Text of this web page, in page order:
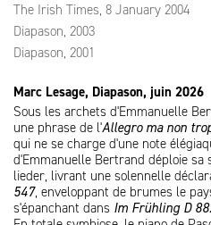
The Irish Times, 8 January 2004
Diapason, 2003
Diapason, 2001
Marc Lesage, Diapason, juin 2026
Sous les archets d'Emmanuelle
une phrase de l'Allegro ma non
qui ne se charge d'une note
d'Emmanuelle Bertrand déploie sa
lieder, livrant une solennelle
547, enveloppant de brumes le
s'épanchant dans Im Frühling D